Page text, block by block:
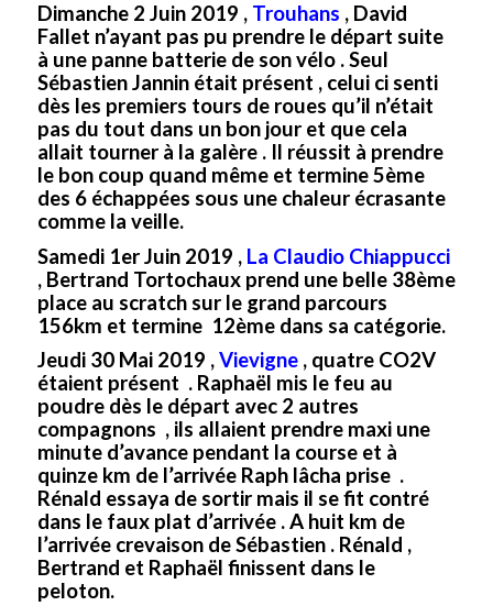
Dimanche 2 Juin 2019 , Trouhans , David
Fallet n’ayant pas pu prendre le départ suite
à une panne batterie de son vélo . Seul
Sébastien Jannin était présent , celui ci senti
dès les premiers tours de roues qu’il n’était
pas du tout dans un bon jour et que cela
allait tourner à la galère . Il réussit à prendre
le bon coup quand même et termine 5ème
des 6 échappées sous une chaleur écrasante
comme la veille.
Samedi 1er Juin 2019 ,La Claudio Chiappucci
, Bertrand Tortochaux prend une belle 38ème
place au scratch sur le grand parcours
156km et termine 12ème dans sa catégorie.
Jeudi 30 Mai 2019 ,Vievigne, quatre CO2V
étaient présent . Raphaël mis le feu au
poudre dès le départ avec 2 autres
compagnons , ils allaient prendre maxi une
minute d’avance pendant la course et à
quinze km de l’arrivée Raph lâcha prise .
Rénald essaya de sortir mais il se fit contré
dans le faux plat d’arrivée . A huit km de
l’arrivée crevaison de Sébastien . Rénald ,
Bertrand et Raphaël finissent dans le
peloton.